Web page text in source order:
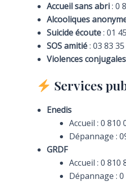
Accueil sans abri: 0
Alcooliques
Suicide écoute: 01
SOS amitié: 03 83
Violences conjugales
Services
Enedis
Accueil : 0 810
Dépannage :
GRDF
Accueil : 0 810
Dépannage :